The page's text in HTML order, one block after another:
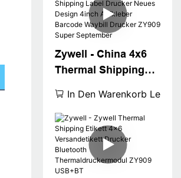
Tintenadresse
Waybill Drucker USB
Zywell - China 4x6
Thermal Shipping
Design 4inch
Aufkleber Barcode
Waybill Drucker
ZY909 Super
September
In Den Warenkorb Legen